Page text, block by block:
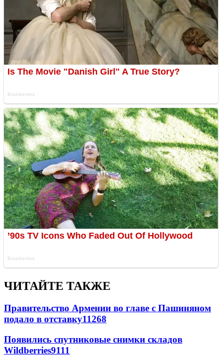
ЧИТАЙТЕ ТАКЖЕ
Правительство Армении во главе с Пашиняном
подало в отставку11268
Появились спутниковые снимки складов
Wildberries9111